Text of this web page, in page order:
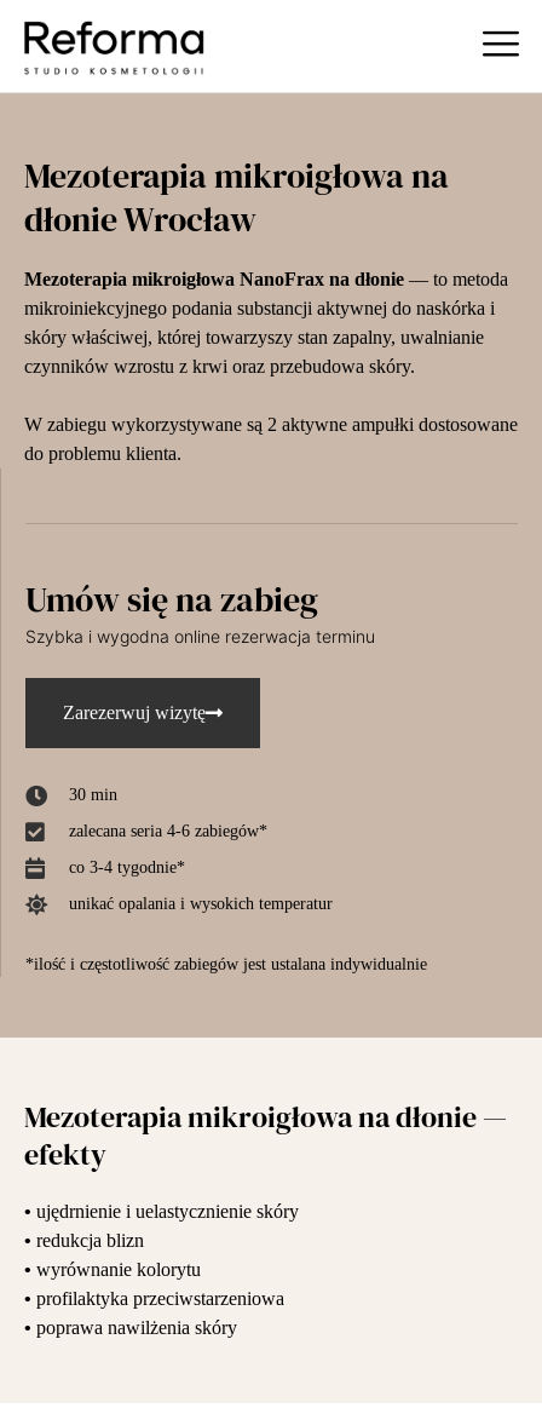
Mezoterapia mikroigłowa na
dłonie Wrocław
Mezoterapia mikroigłowa NanoFrax na dłonie — to metoda
mikroiniekcyjnego podania substancji aktywnej do naskórka i
skóry właściwej, której towarzyszy stan zapalny, uwalnianie
czynników wzrostu z krwi oraz przebudowa skóry.
W zabiegu wykorzystywane są 2 aktywne ampułki dostosowane
do problemu klienta.
Umów się na zabieg
Szybka i wygodna online rezerwacja terminu
Zarezerwuj wizytę
30 min
zalecana seria 4-6 zabiegów*
co 3-4 tygodnie*
unikać opalania i wysokich temperatur
*ilość i częstotliwość zabiegów jest ustalana indywidualnie
Mezoterapia mikroigłowa na dłonie —
efekty
• ujędrnienie i uelastycznienie skóry
• redukcja blizn
• wyrównanie kolorytu
• profilaktyka przeciwstarzeniowa
• poprawa nawilżenia skóry